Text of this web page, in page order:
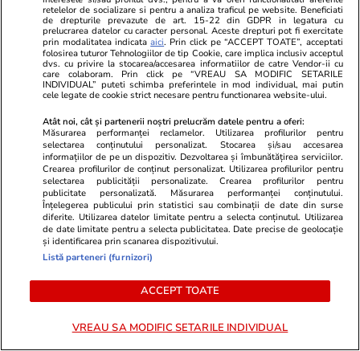
Sănătate și Fitness 23 iul.
Încă un bebeluș a murit
așteptând un pat liber la secția
ATI de la Spitalul M.S. Curie. Dr.
Cîrstoveanu: „Deblocarea
posturilor este o gură de oxigen,
când ești în agonie”
Sănătate și
Admiterea
Record de
și interes
retelelor de socializare si pentru a analiza traficul pe website. Beneficiati
de drepturile prevazute de art. 15-22 din GDPR in legatura cu
prelucrarea datelor cu caracter personal. Aceste drepturi pot fi exercitate
prin modalitatea indicataaici. Prin click pe “ACCEPT TOATE”, acceptati
folosirea tuturor Tehnologiilor de tip Cookie, care implica inclusiv acceptul
dvs. cu privire la stocarea/accesarea informatiilor de catre Vendor-ii cu
care colaboram. Prin click pe “VREAU SA MODIFIC SETARILE
INDIVIDUAL” puteti schimba preferintele in mod individual, mai putin
cele legate de cookie strict necesare pentru functionarea website-ului.
Atât noi, cât și partenerii noștri prelucrăm datele pentru a oferi:
Măsurarea performanței reclamelor. Utilizarea profilurilor pentru
selectarea conținutului personalizat. Stocarea și/sau accesarea
informațiilor de pe un dispozitiv. Dezvoltarea și îmbunătățirea serviciilor.
Crearea profilurilor de conținut personalizat. Utilizarea profilurilor pentru
selectarea publicității personalizate. Crearea profilurilor pentru
publicitate personalizată. Măsurarea performanței conținutului.
Înțelegerea publicului prin statistici sau combinații de date din surse
diferite. Utilizarea datelor limitate pentru a selecta conținutul. Utilizarea
de date limitate pentru a selecta publicitatea. Date precise de geolocație
și identificarea prin scanarea dispozitivului.
Listă parteneri (furnizori)
ACCEPT TOATE
VREAU SA MODIFIC SETARILE INDIVIDUAL